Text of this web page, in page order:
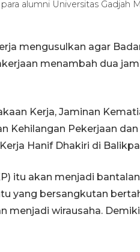
alumni Universitas Gadjah
mengusulkan agar
menambah dua
Kerja, Jaminan
Kehilangan Pekerjaan
Hanif Dhakiri di
itu akan menjadi
yang bersangkutan
menjadi wirausaha.